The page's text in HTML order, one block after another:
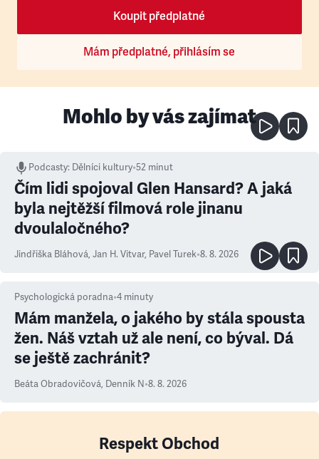
Koupit předplatné
Mám předplatné, přihlásím se
Mohlo by vás zajímat
Podcasty: Dělníci kultury•52 minut
Čím lidi spojoval Glen Hansard? A jaká
byla nejtěžší filmová role jinanu
dvoulaločného?
Jindřiška Bláhová, Jan H. Vitvar, Pavel Turek•8. 8. 2026
Psychologická poradna•4 minuty
Mám manžela, o jakého by stála spousta
žen. Náš vztah už ale není, co býval. Dá
se ještě zachránit?
Beáta Obradovičová, Denník N•8. 8. 2026
Respekt Obchod